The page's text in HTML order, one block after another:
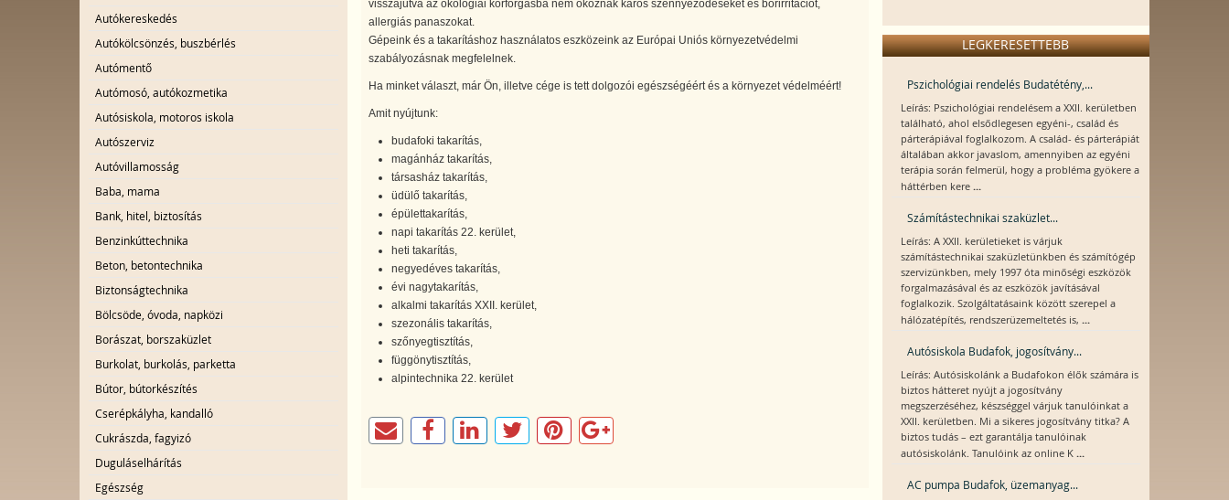
Autókereskedés
Autókölcsönzés, buszbérlés
Autómentő
Autómosó, autókozmetika
Autósiskola, motoros iskola
Autószerviz
Autóvillamosság
Baba, mama
Bank, hitel, biztosítás
Benzinkúttechnika
Beton, betontechnika
Biztonságtechnika
Bölcsöde, óvoda, napközi
Borászat, borszaküzlet
Burkolat, burkolás, parketta
Bútor, bútorkészítés
Cserépkályha, kandalló
Cukrászda, fagyizó
Duguláselhárítás
Egészség
visszajutva az ökológiai körforgásba nem okoznak káros szennyezõdéseket és bõrirritációt,
allergiás panaszokat.
Gépeink és a takarításhoz használatos eszközeink az Európai Uniós környezetvédelmi
szabályozásnak megfelelnek.
Ha minket választ, már Ön, illetve cége is tett dolgozói egészségéért és a környezet védelméért!
Amit nyújtunk:
budafoki takarítás,
magánház takarítás,
társasház takarítás,
üdülő takarítás,
épülettakarítás,
napi takarítás 22. kerület,
heti takarítás,
negyedéves takarítás,
évi nagytakarítás,
alkalmi takarítás XXII. kerület,
szezonális takarítás,
szőnyegtisztítás,
függönytisztítás,
alpintechnika 22. kerület
LEGKERESETTEBB
Pszichológiai rendelés Budatétény,...
Leírás: Pszichológiai rendelésem a XXII. kerületben
található, ahol elsődlegesen egyéni-, család és
párterápiával foglalkozom. A család- és párterápiát
általában akkor javaslom, amennyiben az egyéni
terápia során felmerül, hogy a probléma gyökere a
háttérben kere ...
Számítástechnikai szaküzlet...
Leírás: A XXII. kerületieket is várjuk
számítástechnikai szaküzletünkben és számítógép
szervizünkben, mely 1997 óta minőségi eszközök
forgalmazásával és az eszközök javításával
foglalkozik. Szolgáltatásaink között szerepel a
hálózatépítés, rendszerüzemeltetés is, ...
Autósiskola Budafok, jogosítvány...
Leírás: Autósiskolánk a Budafokon élők számára is
biztos hátteret nyújt a jogosítvány
megszerzéséhez, készséggel várjuk tanulóinkat a
XXII. kerületben. Mi a sikeres jogosítvány titka? A
biztos tudás – ezt garantálja tanulóinak
autósiskolánk. Tanulóink az online K ...
AC pumpa Budafok, üzemanyag...